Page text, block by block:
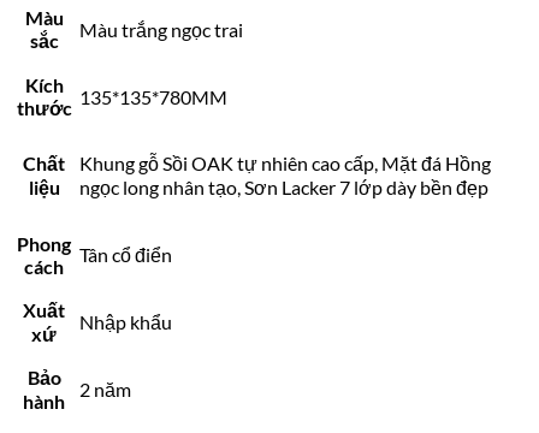
Màu
sắc
Màu trắng ngọc trai
Kích
thước 135*135*780MM
Chất
liệu
Khung gỗ Sồi OAK tự nhiên cao cấp, Mặt đá Hồng
ngọc long nhân tạo, Sơn Lacker 7 lớp dày bền đẹp
Phong
cách
Tân cổ điển
Xuất
xứ
Nhập khẩu
Bảo
hành
2 năm